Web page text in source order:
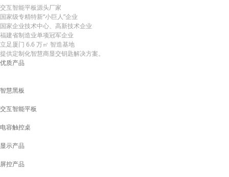
交互智能平板源头厂家
国家级专精特新“小巨人”企业
国家企业技术中心、高新技术企业
福建省制造业单项冠军企业
立足厦门 6.6 万㎡ 智造基地
提供定制化智慧商显交钥匙解决方案。
优质产品
智慧黑板
​交互智能平板
电容触控桌
显示产品
屏控产品